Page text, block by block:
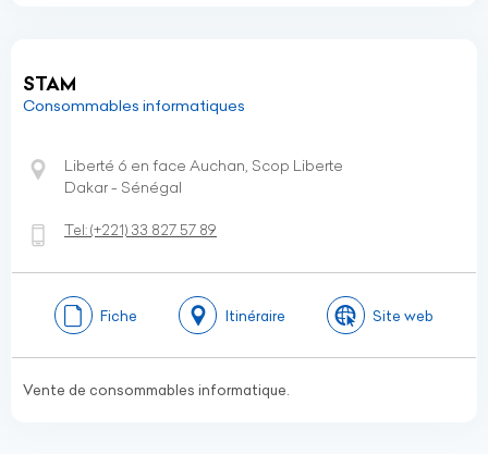
STAM
Consommables informatiques
Liberté 6 en face Auchan, Scop Liberte
Dakar - Sénégal
Tel:(+221) 33 827 57 89
Fiche Itinéraire Site web
Vente de consommables informatique.